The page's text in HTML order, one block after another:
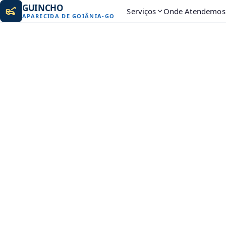
GUINCHO
APARECIDA DE GOIÂNIA-GO Serviços Onde Atendemos